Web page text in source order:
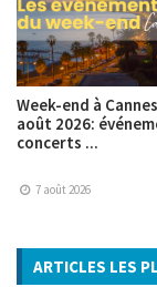
Week-end à
août 2026:
concerts ...
7 août 2026
ARTICLES LES